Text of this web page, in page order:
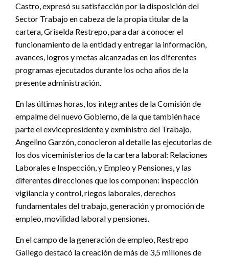
Castro, expresó su satisfacción por la disposición del
Sector Trabajo en cabeza de la propia titular de la
cartera, Griselda Restrepo, para dar a conocer el
funcionamiento de la entidad y entregar la información,
avances, logros y metas alcanzadas en los diferentes
programas ejecutados durante los ocho años de la
presente administración.
En las últimas horas, los integrantes de la Comisión de
empalme del nuevo Gobierno, de la que también hace
parte el exvicepresidente y exministro del Trabajo,
Angelino Garzón, conocieron al detalle las ejecutorias de
los dos viceministerios de la cartera laboral: Relaciones
Laborales e Inspección, y Empleo y Pensiones, y las
diferentes direcciones que los componen: inspección
vigilancia y control, riegos laborales, derechos
fundamentales del trabajo, generación y promoción de
empleo, movilidad laboral y pensiones.
En el campo de la generación de empleo, Restrepo
Gallego destacó la creación de más de 3,5 millones de